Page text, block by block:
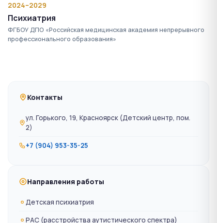
2024–2029
Психиатрия
ФГБОУ ДПО «Российская медицинская академия непрерывного
профессионального образования»
Контакты
ул. Горького, 19, Красноярск (Детский центр, пом.
2)
+7 (904) 953-35-25
Направления работы
Детская психиатрия
РАС (расстройства аутистического спектра)